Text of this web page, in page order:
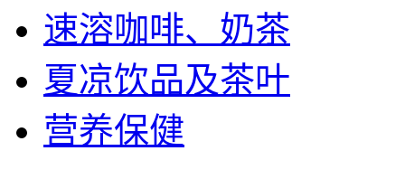
速溶咖啡、奶茶
夏凉饮品及茶叶
营养保健